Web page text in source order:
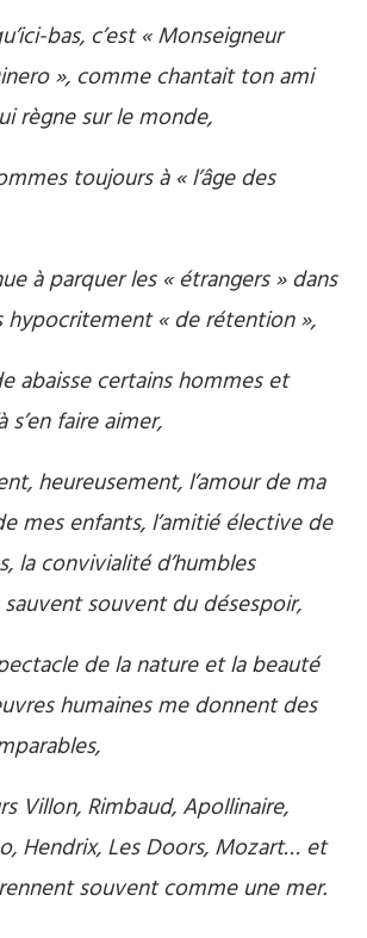
bas, c’est « Monseigneur
», comme chantait ton ami
règne sur le monde,
toujours à « l’âge des
à parquer les « étrangers » dans
hypocritement « de rétention »,
abaisse certains hommes et
s’en faire aimer,
heureusement, l’amour de ma
mes enfants, l’amitié élective de
la convivialité d’humbles
souvent du désespoir,
de la nature et la beauté
humaines me donnent des
Villon, Rimbaud, Apollinaire,
Hendrix, Les Doors, Mozart… et
souvent comme une mer.